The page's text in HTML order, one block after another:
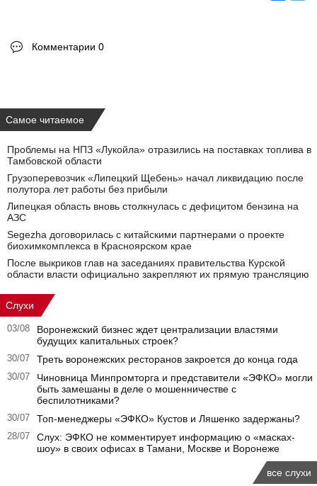
Комментарии 0
Самое читаемое
Проблемы на НПЗ «Лукойла» отразились на поставках топлива в
Тамбовской области
Грузоперевозчик «Липецкий Щебень» начал ликвидацию после
полутора лет работы без прибыли
Липецкая область вновь столкнулась с дефицитом бензина на
АЗС
Segezha договорилась с китайскими партнерами о проекте
биохимкомплекса в Красноярском крае
После выкриков глав на заседаниях правительства Курской
области власти официально закрепляют их прямую трансляцию
Слухи
03/08
Воронежский бизнес ждет централизации властями
будущих капитальных строек?
30/07 Треть воронежских ресторанов закроется до конца года
30/07
Чиновница Минпромторга и представители «ЭФКО» могли
быть замешаны в деле о мошенничестве с
беспилотниками?
30/07 Топ-менеджеры «ЭФКО» Кустов и Ляшенко задержаны?
28/07
Слух: ЭФКО не комментирует информацию о «масках-
шоу» в своих офисах в Тамани, Москве и Воронеже
все слухи